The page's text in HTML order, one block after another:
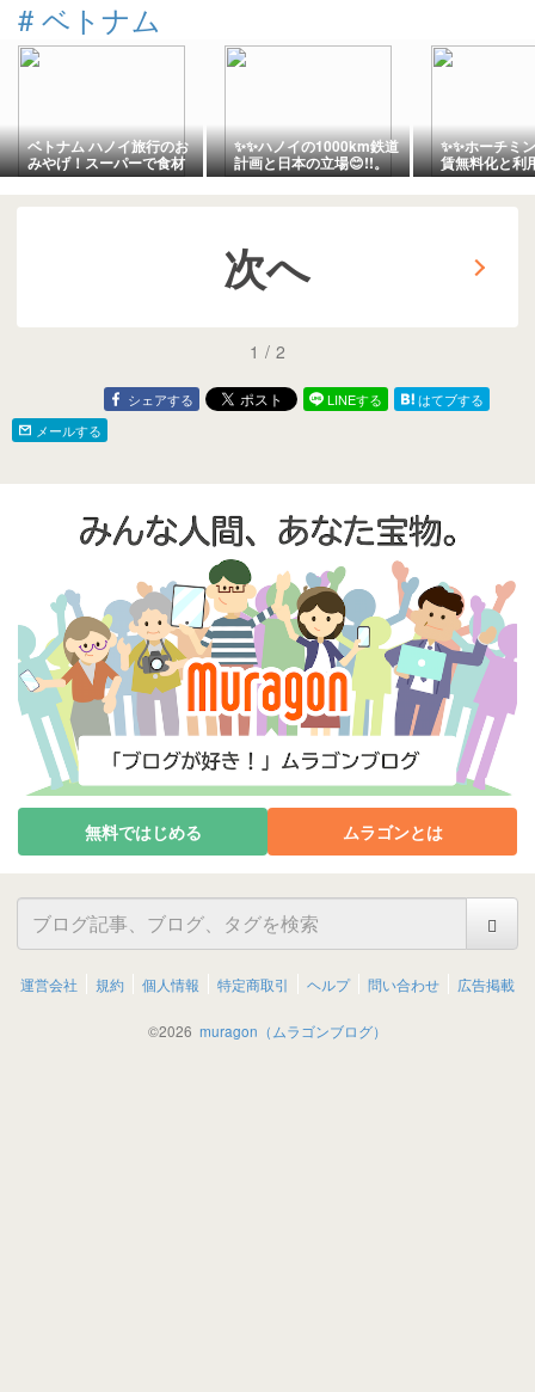
# ベトナム
ベトナム ハノイ旅行のお
みやげ！スーパーで食材
からオヤツ、お茶まで
✨✨ハノイの1000km鉄道
計画と日本の立場😊!!。
✨✨ホーチミ
賃無料化と利
😊!!。
次へ
1 / 2
シェアする LINEする
はてブする
メールする
無料ではじめる ムラゴンとは
運営会社 規約 個人情報 特定商取引 ヘルプ 問い合わせ 広告掲載
©2026 muragon（ムラゴンブログ）